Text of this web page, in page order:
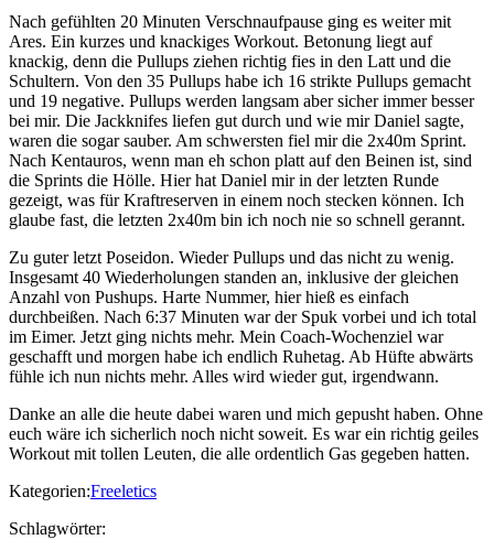
Nach gefühlten 20 Minuten Verschnaufpause ging es weiter mit
Ares. Ein kurzes und knackiges Workout. Betonung liegt auf
knackig, denn die Pullups ziehen richtig fies in den Latt und die
Schultern. Von den 35 Pullups habe ich 16 strikte Pullups gemacht
und 19 negative. Pullups werden langsam aber sicher immer besser
bei mir. Die Jackknifes liefen gut durch und wie mir Daniel sagte,
waren die sogar sauber. Am schwersten fiel mir die 2x40m Sprint.
Nach Kentauros, wenn man eh schon platt auf den Beinen ist, sind
die Sprints die Hölle. Hier hat Daniel mir in der letzten Runde
gezeigt, was für Kraftreserven in einem noch stecken können. Ich
glaube fast, die letzten 2x40m bin ich noch nie so schnell gerannt.
Zu guter letzt Poseidon. Wieder Pullups und das nicht zu wenig.
Insgesamt 40 Wiederholungen standen an, inklusive der gleichen
Anzahl von Pushups. Harte Nummer, hier hieß es einfach
durchbeißen. Nach 6:37 Minuten war der Spuk vorbei und ich total
im Eimer. Jetzt ging nichts mehr. Mein Coach-Wochenziel war
geschafft und morgen habe ich endlich Ruhetag. Ab Hüfte abwärts
fühle ich nun nichts mehr. Alles wird wieder gut, irgendwann.
Danke an alle die heute dabei waren und mich gepusht haben. Ohne
euch wäre ich sicherlich noch nicht soweit. Es war ein richtig geiles
Workout mit tollen Leuten, die alle ordentlich Gas gegeben hatten.
Kategorien:Freeletics
Schlagwörter: